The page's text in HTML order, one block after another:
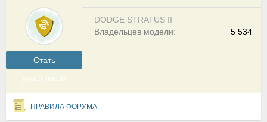
Cтать
участником
DODGE STRATUS II
5 534
Владельцев модели:
ПРАВИЛА ФОРУМА